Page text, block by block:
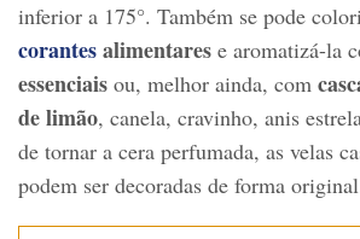
inferior a 175°. Também se pode
corantesalimentares e aromatizá-la
essenciais ou, melhor ainda, com
de limão, canela, cravinho, anis
de tornar a cera perfumada, as velas
podem ser decoradas de forma